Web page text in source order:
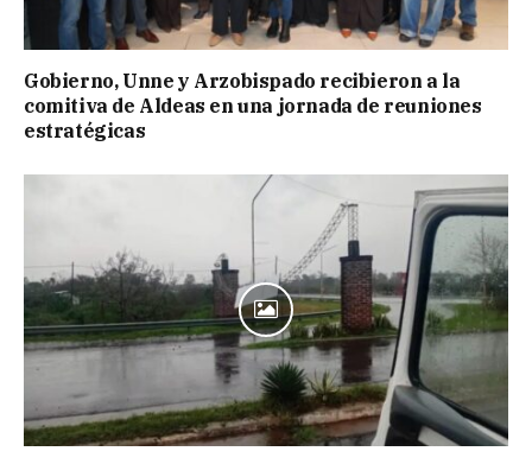
Gobierno, Unne y Arzobispado recibieron a la
comitiva de Aldeas en una jornada de reuniones
estratégicas